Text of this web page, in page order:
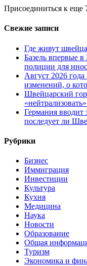
Присоединиться к еще
Свежие записи
Где живут
Базель впервые
полиции для
Август 2026
изменений, о
Швейцарский
Германия вводит
последует ли
Рубрики
Бизнес
Иммиграция
Инвестиции
Культура
Кухня
Медицина
Наука
Новости
Образование
Общая
Туризм
Экономика и